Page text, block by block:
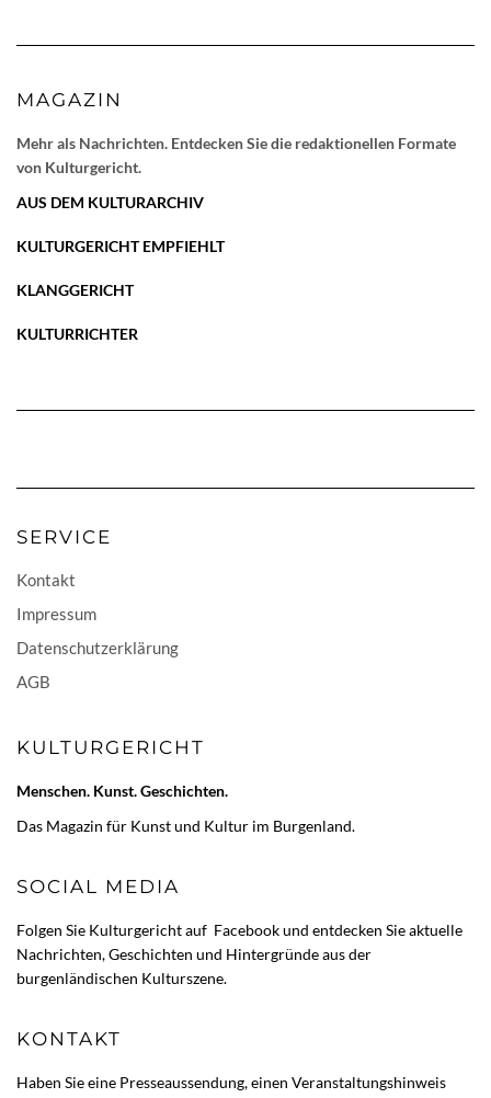
MAGAZIN
Mehr als Nachrichten. Entdecken Sie die redaktionellen Formate
von Kulturgericht.
AUS DEM KULTURARCHIV
KULTURGERICHT EMPFIEHLT
KLANGGERICHT
KULTURRICHTER
SERVICE
Kontakt
Impressum
Datenschutzerklärung
AGB
KULTURGERICHT
Menschen. Kunst. Geschichten.
Das Magazin für Kunst und Kultur im Burgenland.
SOCIAL MEDIA
Folgen Sie Kulturgericht auf Facebookund entdecken Sie aktuelle
Nachrichten, Geschichten und Hintergründe aus der
burgenländischen Kulturszene.
KONTAKT
Haben Sie eine Presseaussendung, einen Veranstaltungshinweis